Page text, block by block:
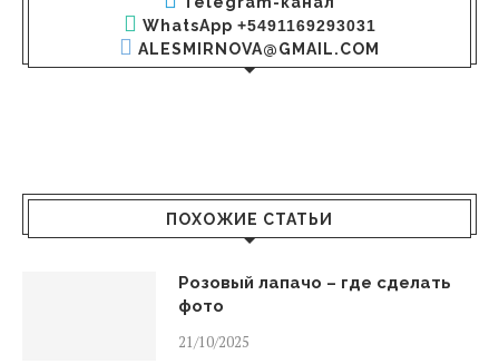
WhatsApp +5491169293031
ALESMIRNOVA@GMAIL.COM
ПОХОЖИЕ СТАТЬИ
Розовый лапачо – где сделать
фото
21/10/2025